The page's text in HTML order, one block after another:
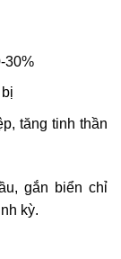
30%
tăng tinh thần
gắn biển chỉ
kỳ.